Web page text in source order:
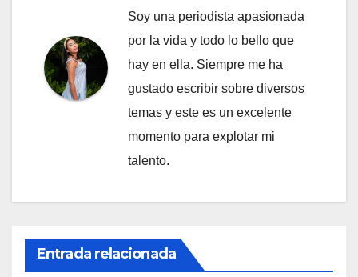
Soy una periodista apasionada
por la vida y todo lo bello que
hay en ella. Siempre me ha
gustado escribir sobre diversos
temas y este es un excelente
momento para explotar mi
talento.
Entrada relacionada